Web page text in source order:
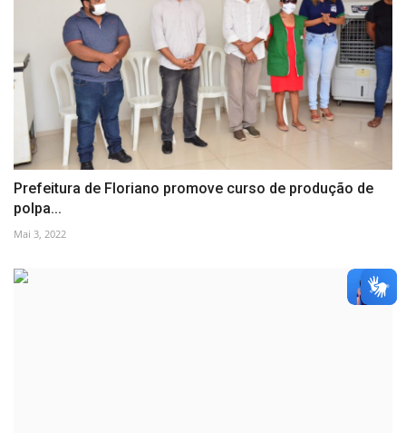
Prefeitura de Floriano promove curso de produção de
polpa...
Mai 3, 2022